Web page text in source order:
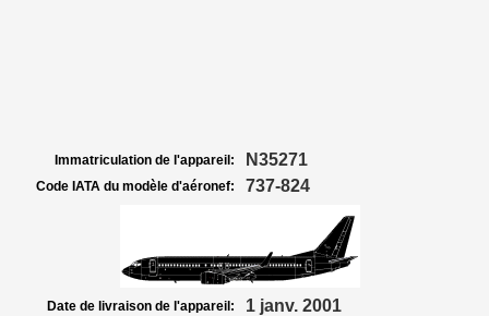
Immatriculation de l'appareil: N35271
Code IATA du modèle d'aéronef: 737-824
Date de livraison de l'appareil: 1 janv. 2001